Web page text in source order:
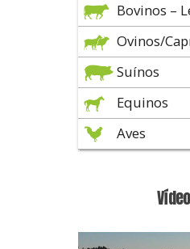
Bovinos –
Ovinos/
Suínos
Equinos
Aves